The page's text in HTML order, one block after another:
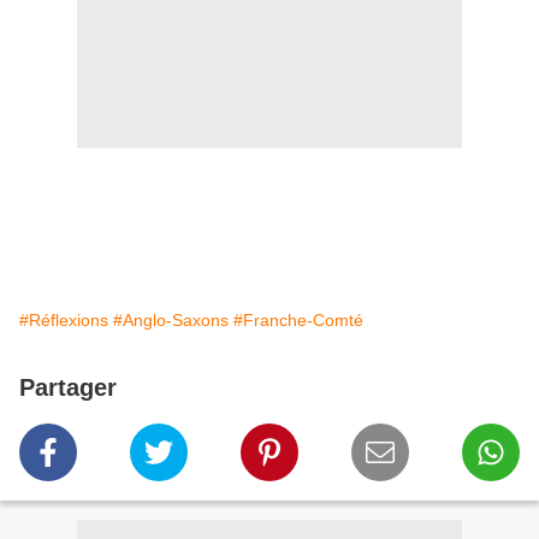
#Réflexions #Anglo-Saxons #Franche-Comté
Partager